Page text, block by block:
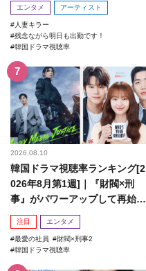
エンタメ アーティスト
人妻キラー
残念ながら明日も出勤です！
韓国ドラマ視聴率
2026.08.10
韓国ドラマ視聴率ランキング[2
026年8月第1週]｜『財閥×刑
事』がパワーアップして再始
動！
注目 エンタメ
最愛の社員
財閥×刑事2
韓国ドラマ視聴率